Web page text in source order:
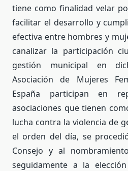
tiene como finalidad velar
facilitar el desarrollo y
efectiva entre hombres y
canalizar la participación
gestión municipal en
Asociación de Mujeres
España participan en
asociaciones que tienen
lucha contra la violencia de
el orden del día, se
Consejo y al
seguidamente a la